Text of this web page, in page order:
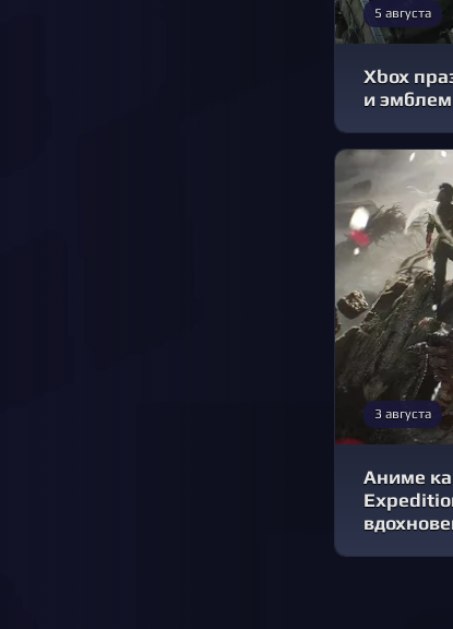
5 августа
Xbox
и
3 августа
Аниме